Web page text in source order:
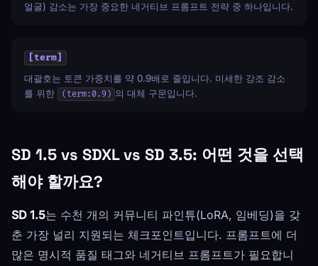
얼굴) 감소는 가장 중요한 네거티브 프롬프트 전략 중 하나입니다.
[term]
대괄호는 토큰 가중치를 약 0.9배로 줄입니다. 미세한 강조 감소
를 위한
(term:0.9) 의 대체 구문입니다.
SD 1.5 vs SDXL vs SD 3.5: 어떤 것을 선택
해야 할까요?
SD 1.5는 수천 개의 커뮤니티 파인튜(LoRA, 임베딩)을 갖
춘 가장 널리 지원되는 체크포인트입니다. 프롬프트에 더
많은 명시적 품질 태그와 네거티브 프롬프트가 필요합니